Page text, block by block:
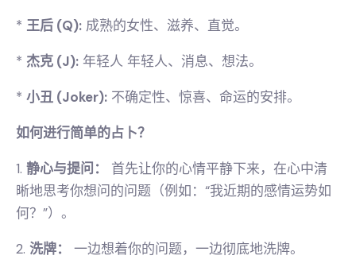
* 王后 (Q): 成熟的女性、滋养、直觉。
* 杰克 (J): 年轻人 年轻人、消息、想法。
* 小丑 (Joker): 不确定性、惊喜、命运的安排。
如何进行简单的占卜？
1. 静心与提问：
首先让你的心情平静下来，在心中清
晰地思考你想问的问题（例如：“我近期的感情运势如
何？”）。
2. 洗牌： 一边想着你的问题，一边彻底地洗牌。